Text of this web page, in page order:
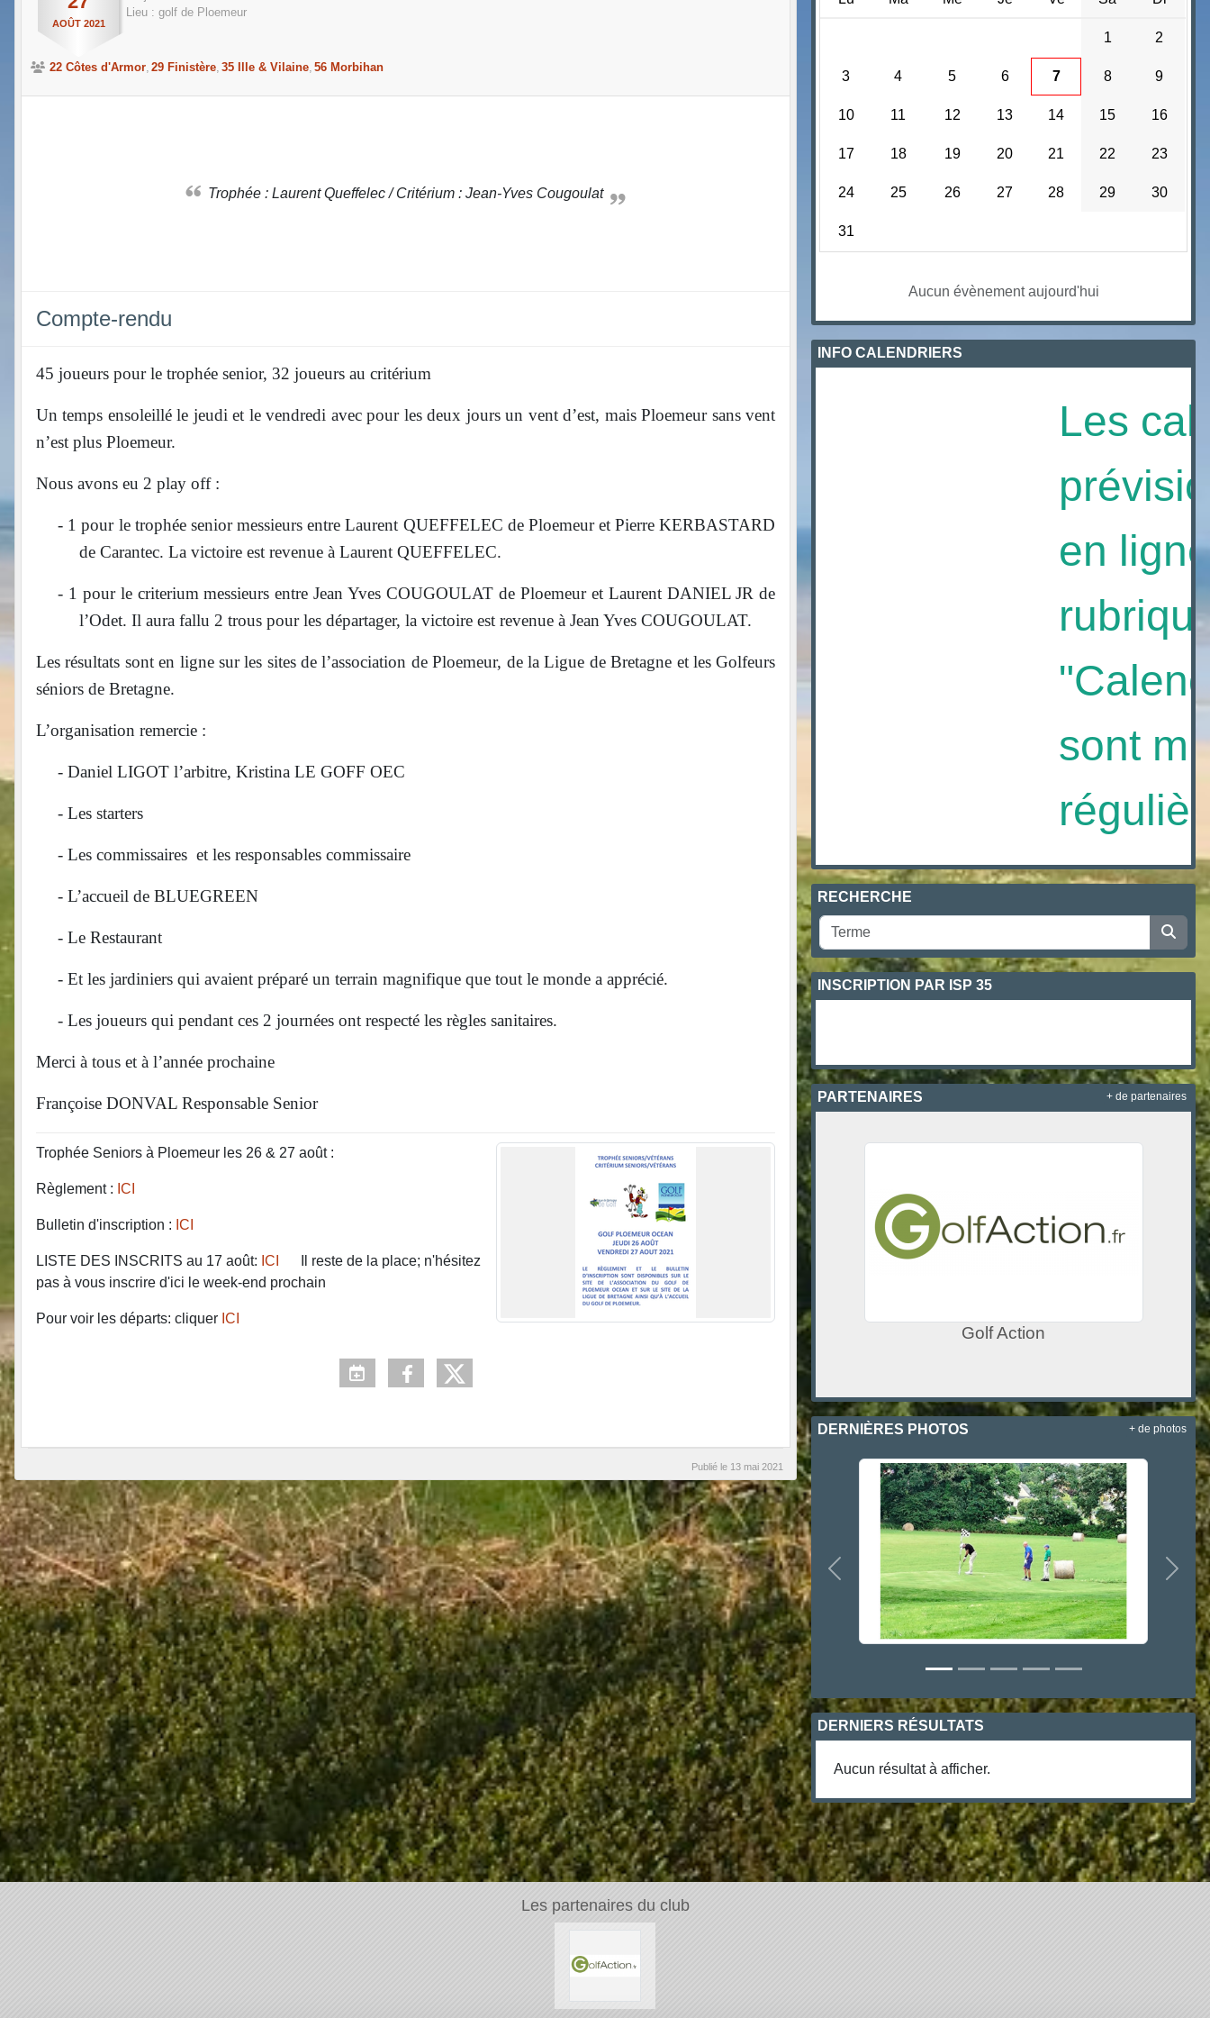
AOÛT 2021
Lieu : golf de Ploemeur
22 Côtes d'Armor 29 Finistère 35 Ille & Vilaine 56 Morbihan
Trophée : Laurent Queffelec / Critérium : Jean-Yves Cougoulat
Compte-rendu
45 joueurs pour le trophée senior, 32 joueurs au critérium
Un temps ensoleillé le jeudi et le vendredi avec pour les deux jours un vent d’est, mais Ploemeur sans vent
n’est plus Ploemeur.
Nous avons eu 2 play off :
- 1 pour le trophée senior messieurs entre Laurent QUEFFELEC de Ploemeur et Pierre KERBASTARD
de Carantec. La victoire est revenue à Laurent QUEFFELEC.
- 1 pour le criterium messieurs entre Jean Yves COUGOULAT de Ploemeur et Laurent DANIEL JR de
l’Odet. Il aura fallu 2 trous pour les départager, la victoire est revenue à Jean Yves COUGOULAT.
Les résultats sont en ligne sur les sites de l’association de Ploemeur, de la Ligue de Bretagne et les Golfeurs
séniors de Bretagne.
L’organisation remercie :
- Daniel LIGOT l’arbitre, Kristina LE GOFF OEC
- Les starters
- Les commissaires et les responsables commissaire
- L’accueil de BLUEGREEN
- Le Restaurant
- Et les jardiniers qui avaient préparé un terrain magnifique que tout le monde a apprécié.
- Les joueurs qui pendant ces 2 journées ont respecté les règles sanitaires.
Merci à tous et à l’année prochaine
Françoise DONVAL Responsable Senior
Trophée Seniors à Ploemeur les 26 & 27 août :
Règlement : ICI
Bulletin d'inscription : ICI
LISTE DES INSCRITS au 17 août: ICI
Il reste de la place; n'hésitez
pas à vous inscrire d'ici le week-end prochain
Pour voir les départs: cliquer ICI
Publié le 13 mai 2021
1 2
3 4 5 6 7 8 9
10 11 12 13 14 15 16
17 18 19 20 21 22 23
24 25 26 27 28 29 30
31
Aucun évènement aujourd'hui
INFO CALENDRIERS
Les
en ligne
rubrique
sont
RECHERCHE
INSCRIPTION PAR ISP 35
PARTENAIRES
Golf Action
+ de partenaires
DERNIÈRES PHOTOS
Précedent
+ de photos
DERNIERS RÉSULTATS
Aucun résultat à afficher.
Les partenaires du club